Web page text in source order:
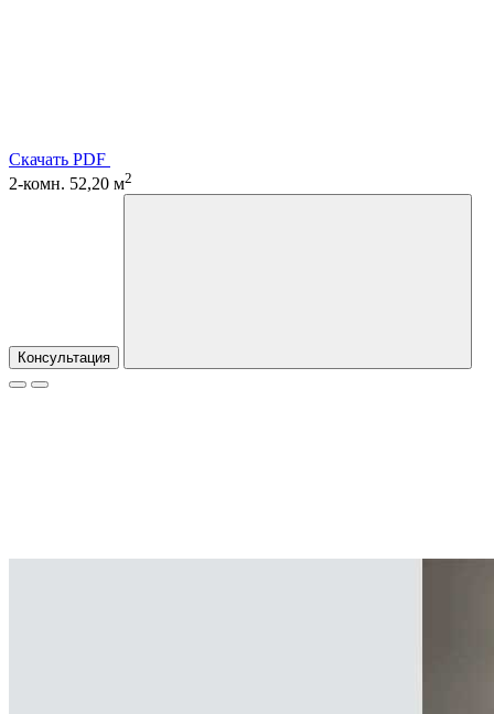
Скачать PDF
2-комн. 52,20 м2
Консультация